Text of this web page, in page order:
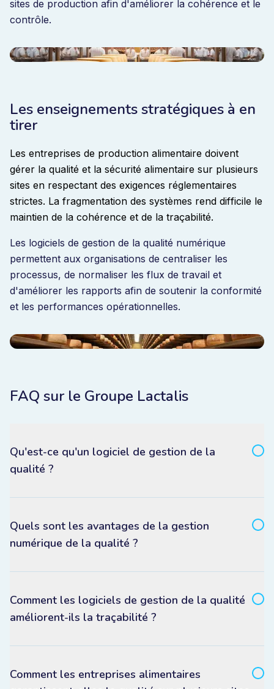
sites de production afin d'améliorer la cohérence et le
contrôle.
Les enseignements stratégiques à en
tirer
Les entreprises de production alimentaire doivent
gérer la qualité et la sécurité alimentaire sur plusieurs
sites en respectant des exigences réglementaires
strictes. La fragmentation des systèmes rend difficile le
maintien de la cohérence et de la traçabilité.
Les logiciels de gestion de la qualité numérique
permettent aux organisations de centraliser les
processus, de normaliser les flux de travail et
d'améliorer les rapports afin de soutenir la conformité
et les performances opérationnelles.
FAQ sur le Groupe Lactalis
Qu'est-ce qu'un logiciel de gestion de la
qualité ?
Quels sont les avantages de la gestion
numérique de la qualité ?
Comment les logiciels de gestion de la qualité
améliorent-ils la traçabilité ?
Comment les entreprises alimentaires